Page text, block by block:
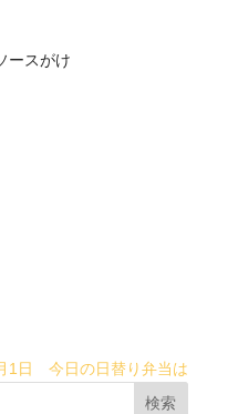
ースがけ
1日 今日の日替り弁当は
検索